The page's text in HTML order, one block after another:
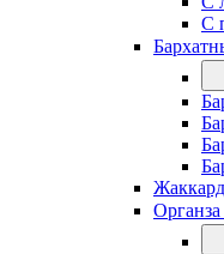
С
Органза